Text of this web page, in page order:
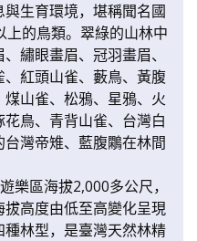
生育環境，堪稱聞名國
上的鳥類。翠綠的山林中
繡眼畫眉、冠羽畫眉、
紅頭山雀、藪鳥、黃腹
山雀、松鴉、星鴉、火
鳥、青背山雀、台灣白
灣帝雉、藍腹鷴在林間
區海拔2,000多公尺，
高度由低至高變化呈現
林型，是臺灣天然林精